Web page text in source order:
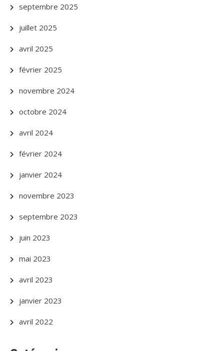
septembre 2025
juillet 2025
avril 2025
février 2025
novembre 2024
octobre 2024
avril 2024
février 2024
janvier 2024
novembre 2023
septembre 2023
juin 2023
mai 2023
avril 2023
janvier 2023
avril 2022